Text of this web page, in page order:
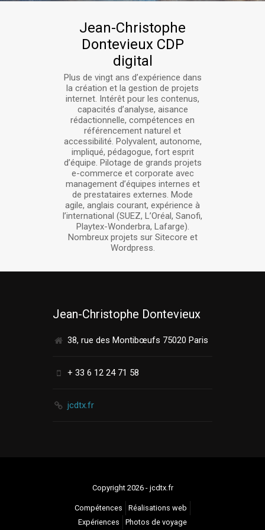
Jean-Christophe
Dontevieux CDP
digital
Plus de vingt ans d’expérience dans
la création et la gestion de projets
internet. Intérêt pour les contenus,
capacités d’analyse, aisance
rédactionnelle, compétences en
référencement naturel et
accessibilité. Polyvalent, autonome,
impliqué, pédagogue, fort esprit
d’équipe. Pilotage de grands projets
e-commerce et corporate avec
management d’équipes internes et
de prestataires externes. Mode
agile, anglais courant, expérience à
l’international (SUEZ, L’Oréal, Sanofi,
Playtex-Wonderbra, Lafarge).
Nombreux projets sur Sitecore et
Wordpress.
Jean-Christophe Dontevieux
38, rue des Montibœufs 75020 Paris
+ 33 6 12 24 71 58
jcdtx.fr
Copyright 2026 - jcdtx.fr
Compétences
Réalisations web
Expériences
Photos de voyage